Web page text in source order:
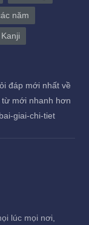
năm
Kanji
đáp mới nhất về
mới nhanh hơn
giai-chi-tiet
lúc mọi nơi,